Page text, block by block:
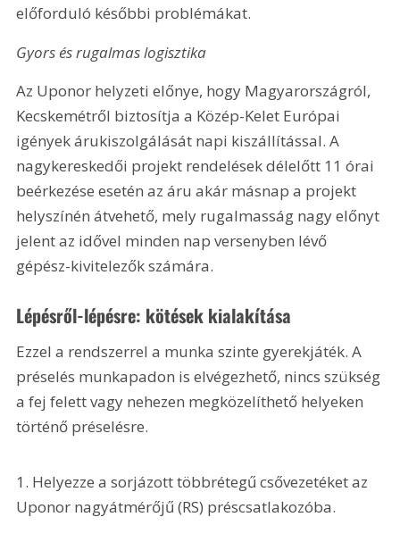
előforduló későbbi problémákat.
Gyors és rugalmas logisztika
Az Uponor helyzeti előnye, hogy Magyarországról,
Kecskemétről biztosítja a Közép-Kelet Európai
igények árukiszolgálását napi kiszállítással. A
nagykereskedői projekt rendelések délelőtt 11 órai
beérkezése esetén az áru akár másnap a projekt
helyszínén átvehető, mely rugalmasság nagy előnyt
jelent az idővel minden nap versenyben lévő
gépész-kivitelezők számára.
Lépésről-lépésre: kötések kialakítása
Ezzel a rendszerrel a munka szinte gyerekjáték. A
préselés munkapadon is elvégezhető, nincs szükség
a fej felett vagy nehezen megközelíthető helyeken
történő préselésre.
1. Helyezze a sorjázott többrétegű csővezetéket az
Uponor nagyátmérőjű (RS) préscsatlakozóba.